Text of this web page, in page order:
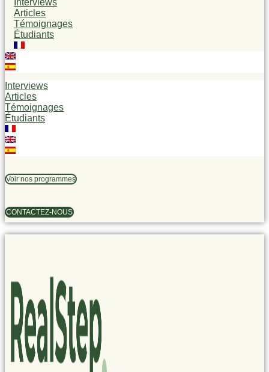
Interviews
Articles
Témoignages
Étudiants
Interviews
Articles
Témoignages
Étudiants
Voir nos programmes
CONTACTEZ-NOUS